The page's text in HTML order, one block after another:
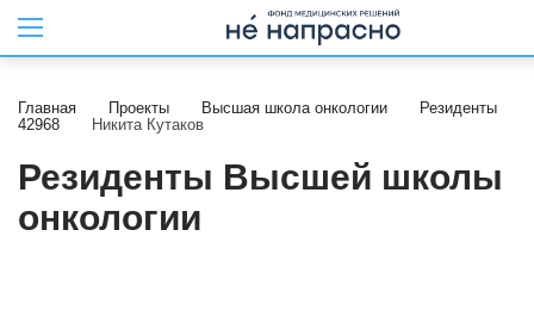
Главная Проекты Высшая школа онкологии
Резиденты
42968
Никита Кутаков
Резиденты Высшей школы
онкологии